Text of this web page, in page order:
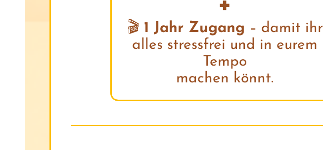
🎬 1 Jahr Zugang – damit ihr
alles stressfrei und in eurem
Tempo
machen könnt.